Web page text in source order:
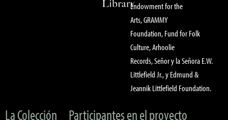
Endowment for the
Arts, GRAMMY
Foundation, Fund for Folk
Culture, Arhoolie
Records, Señor y la Señora E.W.
Littlefield Jr., y Edmund &
Jeannik Littlefield Foundation.
La Colección Participantes en el proyecto